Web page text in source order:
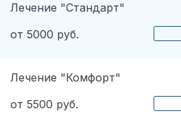
Лечение "Стандарт"
от 5000 руб.
Лечение "Комфорт"
от 5500 руб.